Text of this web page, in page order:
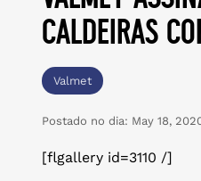
caldeiras
Valmet
Postado no dia: May 18,
[flgallery id=3110 /]